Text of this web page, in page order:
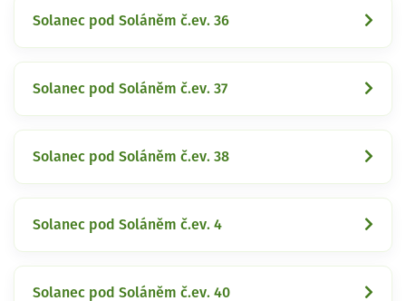
Solanec pod Soláněm č.ev. 36
Solanec pod Soláněm č.ev. 37
Solanec pod Soláněm č.ev. 38
Solanec pod Soláněm č.ev. 4
Solanec pod Soláněm č.ev. 40